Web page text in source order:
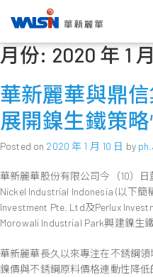
Skip
to月份: 2020 年 1 月
華新麗華與鼎
展開鎳生鐵策
Posted on 2020 年 1 月 10 日 by
華新麗華股份有限公司今（10）
Nickel Industrial Indonesia (以下
Investment Pte. Ltd及Perlux
Morowali Industrial Park興建鎳生
華新麗華長久以來專注在不銹鋼
鎳價與不銹鋼原料價格連動性降